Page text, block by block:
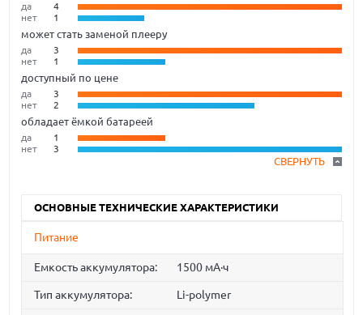
да
4
нет
1
может стать заменой плееру
да
3
нет
1
доступный по цене
да
3
нет
2
обладает ёмкой батареей
да
1
нет
3
СВЕРНУТЬ
ОСНОВНЫЕ ТЕХНИЧЕСКИЕ ХАРАКТЕРИСТИКИ
Питание
Емкость аккумулятора: 1500 мА·ч
Тип аккумулятора: Li-polymer